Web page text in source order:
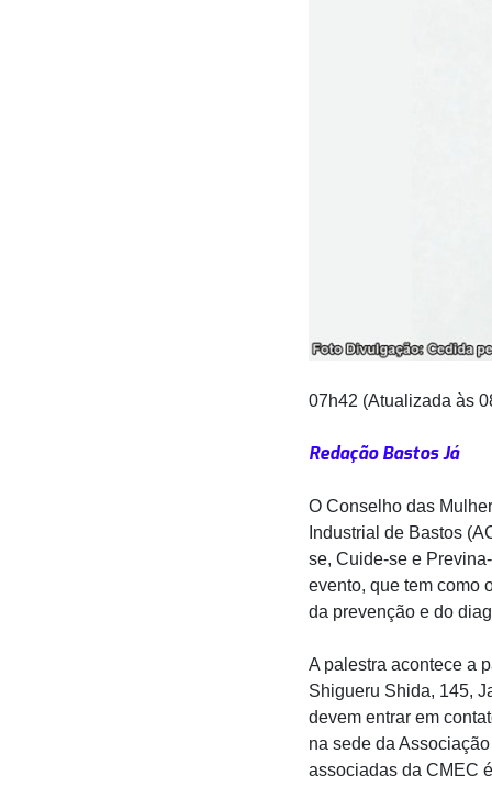
07h42 (Atualizada às
Redação Bastos Já
O Conselho das
Industrial de Bastos
se, Cuide-se e
evento, que tem como
da prevenção e do
A palestra acontece a
Shigueru Shida, 145,
devem entrar em
na sede da
associadas da CMEC